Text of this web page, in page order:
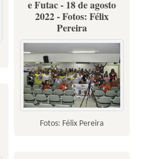
e Futac - 18 de agosto
2022 - Fotos: Félix
Pereira
Fotos: Félix Pereira